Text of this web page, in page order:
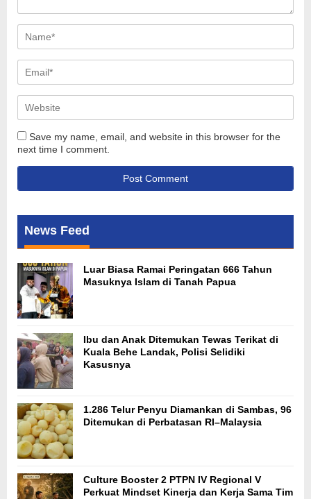
Save my name, email, and website in this browser for the
next time I comment.
News Feed
Luar Biasa Ramai Peringatan 666 Tahun
Masuknya Islam di Tanah Papua
Ibu dan Anak Ditemukan Tewas Terikat di
Kuala Behe Landak, Polisi Selidiki
Kasusnya
1.286 Telur Penyu Diamankan di Sambas, 96
Ditemukan di Perbatasan RI–Malaysia
Culture Booster 2 PTPN IV Regional V
Perkuat Mindset Kinerja dan Kerja Sama Tim